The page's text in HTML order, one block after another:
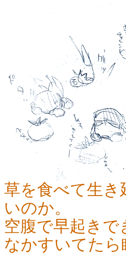
草を食べて生
いのか。
空腹で早起き
なかすいてた